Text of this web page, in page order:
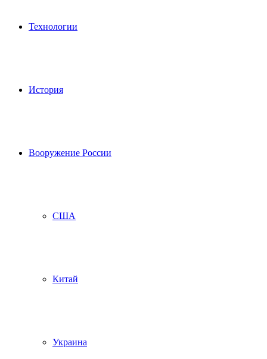
Технологии
История
Вооружение России
США
Китай
Украина